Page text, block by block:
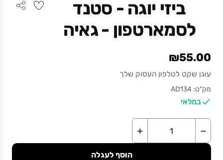
ביזי יוגה - סטנד
לסמארטפון - גאיה
₪55.00
עוגן שקט לטלפון העסוק שלך
מק"ט: AD134
במלאי
−
+
הוסף לעגלה